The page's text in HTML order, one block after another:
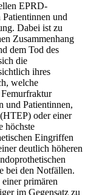
EPRD-
und
Dabei ist zu
Zusammenhang
dem Tod des
die
ihres
welche
und Patientinnen,
oder einer
höchste
Eingriffen
deutlich höheren
bei den Notfällen.
primären
im Gegensatz zu